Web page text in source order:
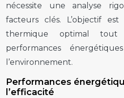
nécessite une analyse
facteurs clés. L’objectif
thermique optimal
performances
l’environnement.
Performances
l’efficacité